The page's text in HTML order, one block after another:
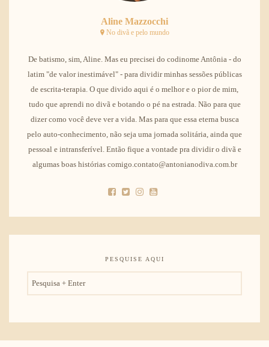
Aline Mazzocchi
No divã e pelo mundo
De batismo, sim, Aline. Mas eu precisei do codinome Antônia - do
latim "de valor inestimável" - para dividir minhas sessões públicas
de escrita-terapia. O que divido aqui é o melhor e o pior de mim,
tudo que aprendi no divã e botando o pé na estrada. Não para que
dizer como você deve ver a vida. Mas para que essa eterna busca
pelo auto-conhecimento, não seja uma jornada solitária, ainda que
pessoal e intransferível. Então fique a vontade pra dividir o divã e
algumas boas histórias comigo.contato@antonianodiva.com.br
PESQUISE AQUI